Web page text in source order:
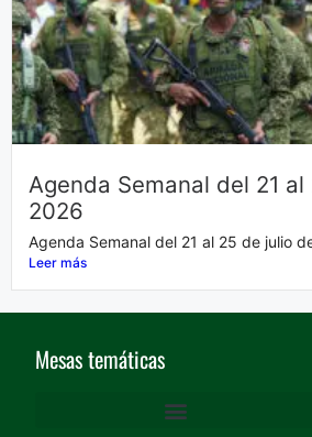
Agenda Semanal del 21
2026
Agenda Semanal del 21 al 25 de julio
Leer más
Mesas temáticas